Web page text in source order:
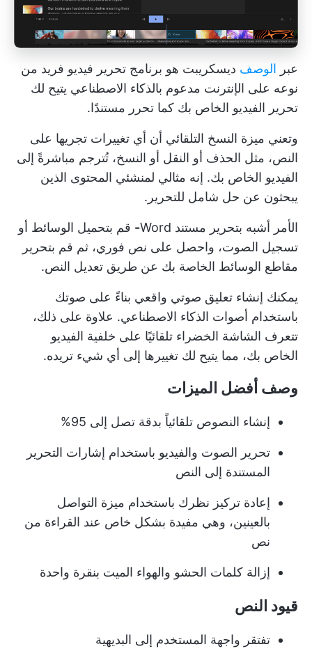
عبر الوصف ديسكريبت هو برنامج تحرير فيديو فريد من
نوعه على الإنترنت مدعوم بالذكاء الاصطناعي يتيح لك
تحرير الفيديو الخاص بك كما تحرر مستندًا.
وتعني ميزة النسخ التلقائي أن أي تغييرات تجريها على
النص، مثل الحذف أو النقل أو النسخ، تُترجم مباشرةً إلى
الفيديو الخاص بك. إنه مثالي لمنشئي المحتوى الذين
يبحثون عن حل شامل للتحرير.
الأمر أشبه بتحرير مستند Word - قم بتحميل الوسائط أو
تسجيل الصوت، واحصل على نص فوري، ثم قم بتحرير
مقاطع الوسائط الخاصة بك عن طريق تعديل النص.
يمكنك إنشاء تعليق صوتي واقعي بناءً على صوتك
باستخدام أصوات الذكاء الاصطناعي. علاوة على ذلك،
تتعرف الشاشة الخضراء تلقائيًا على خلفية الفيديو
الخاص بك، مما يتيح لك تغييرها إلى أي شيء تريده.
وصف أفضل الميزات
إنشاء النصوص تلقائياً بدقة تصل إلى 95%
تحرير الصوت والفيديو باستخدام إشارات التحرير
المستندة إلى النص
إعادة تركيز نظرك باستخدام ميزة التواصل
بالعينين، وهي مفيدة بشكل خاص عند القراءة من
نص
إزالة كلمات الحشو والهواء الميت بنقرة واحدة
قيود النص
تفتقر واجهة المستخدم إلى البديهية